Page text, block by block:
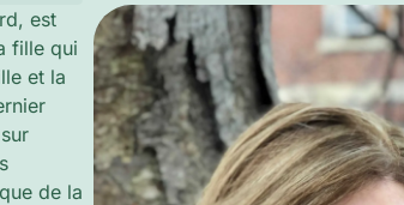
est
fille qui
et la
de la